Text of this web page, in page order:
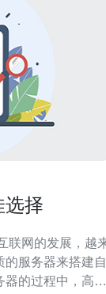
选择
的服务器来搭建自
器的过程中，高防